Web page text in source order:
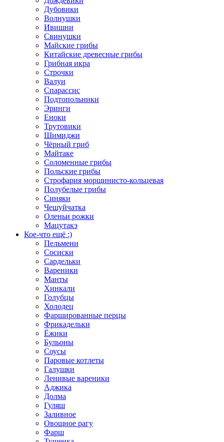
Дубовики
Волнушки
Ивишни
Свинушки
Майские грибы
Китайские древесные грибы
Грибная икра
Строчки
Валуи
Спарассис
Подтопольники
Эринги
Еноки
Трутовики
Шимиджи
Чёрный гриб
Майтаке
Соломенные грибы
Польские грибы
Строфария морщинисто-кольцевая
Полубелые грибы
Синяки
Чешуйчатка
Оленьи рожки
Мацутакэ
Кое-что ещё :)
Пельмени
Сосиски
Сардельки
Вареники
Манты
Хинкали
Голубцы
Холодец
Фаршированные перцы
Фрикадельки
Ёжики
Бульоны
Соусы
Паровые котлеты
Галушки
Ленивые вареники
Аджика
Долма
Гуляш
Заливное
Овощное рагу
Фарш